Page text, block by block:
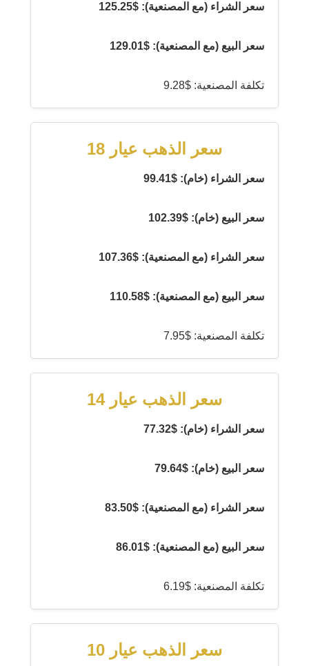
سعر الشراء (مع المصنعية): $125.25
سعر البيع (مع المصنعية): $129.01
تكلفة المصنعية: $9.28
سعر الذهب عيار 18
سعر الشراء (خام): $99.41
سعر البيع (خام): $102.39
سعر الشراء (مع المصنعية): $107.36
سعر البيع (مع المصنعية): $110.58
تكلفة المصنعية: $7.95
سعر الذهب عيار 14
سعر الشراء (خام): $77.32
سعر البيع (خام): $79.64
سعر الشراء (مع المصنعية): $83.50
سعر البيع (مع المصنعية): $86.01
تكلفة المصنعية: $6.19
سعر الذهب عيار 10